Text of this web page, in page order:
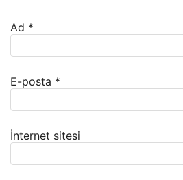
Ad *
E-posta *
İnternet sitesi